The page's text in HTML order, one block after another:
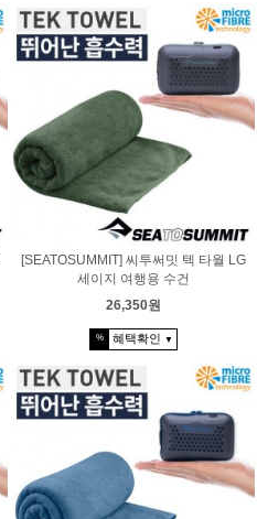
[SEATOSUMMIT] 씨투써밋 텍 타월 LG
세이지 여행용 수건
26,350원
% 혜택확인 ▼